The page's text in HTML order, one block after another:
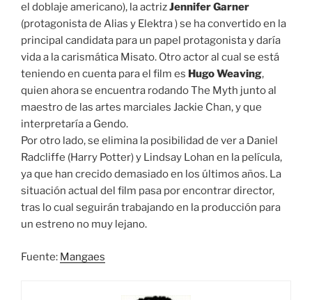
el doblaje americano), la actrizJennifer Garner
(protagonista de Alias y Elektra ) se ha convertido en la
principal candidata para un papel protagonista y daría
vida a la carismática Misato. Otro actor al cual se está
teniendo en cuenta para el film es Hugo Weaving,
quien ahora se encuentra rodando The Myth junto al
maestro de las artes marciales Jackie Chan, y que
interpretaría a Gendo.
Por otro lado, se elimina la posibilidad de ver a Daniel
Radcliffe (Harry Potter) y Lindsay Lohan en la película,
ya que han crecido demasiado en los últimos años. La
situación actual del film pasa por encontrar director,
tras lo cual seguirán trabajando en la producción para
un estreno no muy lejano.
Fuente: Mangaes